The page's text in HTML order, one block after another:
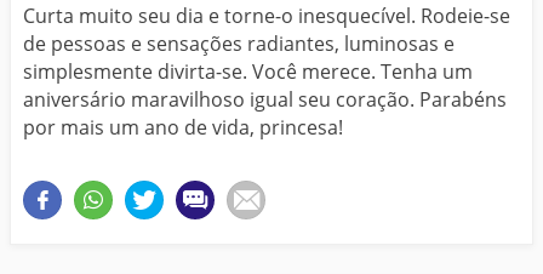
Curta muito seu dia e torne-o inesquecível. Rodeie-se
de pessoas e sensações radiantes, luminosas e
simplesmente divirta-se. Você merece. Tenha um
aniversário maravilhoso igual seu coração. Parabéns
por mais um ano de vida, princesa!